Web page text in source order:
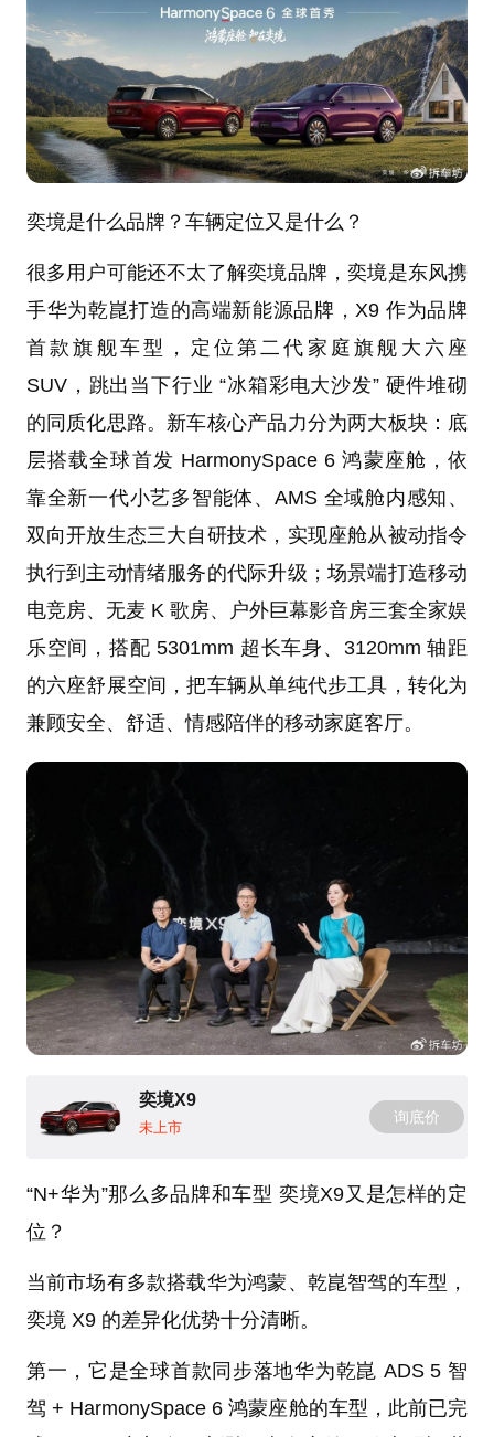
奕境是什么品牌？车辆定位又是什么？
很多用户可能还不太了解奕境品牌，奕境是东风携
手华为乾崑打造的高端新能源品牌，X9 作为品牌
首款旗舰车型，定位第二代家庭旗舰大六座
SUV，跳出当下行业 “冰箱彩电大沙发” 硬件堆砌
的同质化思路。新车核心产品力分为两大板块：底
层搭载全球首发 HarmonySpace 6 鸿蒙座舱，依
靠全新一代小艺多智能体、AMS 全域舱内感知、
双向开放生态三大自研技术，实现座舱从被动指令
执行到主动情绪服务的代际升级；场景端打造移动
电竞房、无麦 K 歌房、户外巨幕影音房三套全家娱
乐空间，搭配 5301mm 超长车身、3120mm 轴距
的六座舒展空间，把车辆从单纯代步工具，转化为
兼顾安全、舒适、情感陪伴的移动家庭客厅。
奕境X9
未上市
询底价
“N+华为”那么多品牌和车型 奕境X9又是怎样的定
位？
当前市场有多款搭载华为鸿蒙、乾崑智驾的车型，
奕境 X9 的差异化优势十分清晰。
第一，它是全球首款同步落地华为乾崑 ADS 5 智
驾 + HarmonySpace 6 鸿蒙座舱的车型，此前已完